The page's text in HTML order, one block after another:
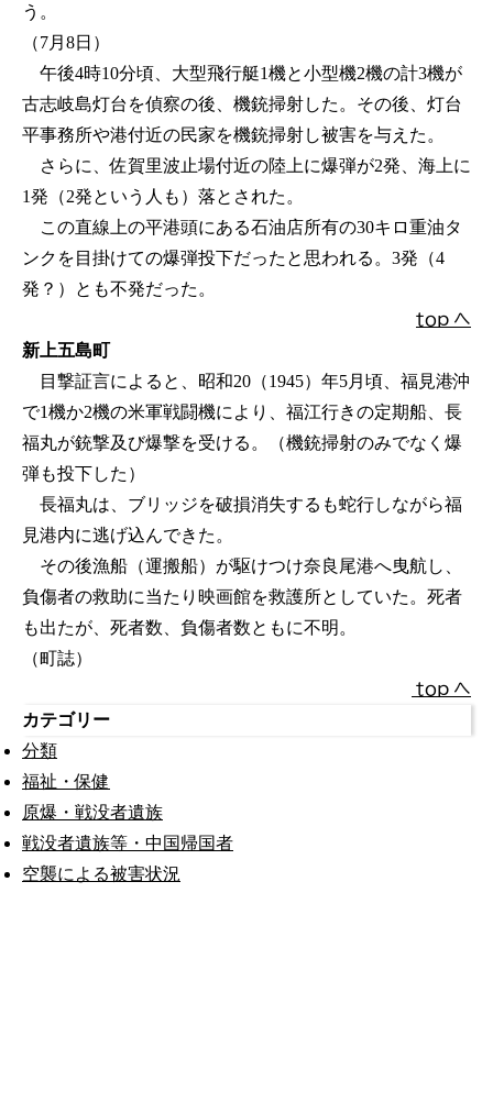
う。
（7月8日）
午後4時10分頃、大型飛行艇1機と小型機2機の計3機が
古志岐島灯台を偵察の後、機銃掃射した。その後、灯台
平事務所や港付近の民家を機銃掃射し被害を与えた。
さらに、佐賀里波止場付近の陸上に爆弾が2発、海上に
1発（2発という人も）落とされた。
この直線上の平港頭にある石油店所有の30キロ重油タ
ンクを目掛けての爆弾投下だったと思われる。3発（4
発？）とも不発だった。
ｔｏｐ へ
新上五島町
目撃証言によると、昭和20（1945）年5月頃、福見港沖
で1機か2機の米軍戦闘機により、福江行きの定期船、長
福丸が銃撃及び爆撃を受ける。（機銃掃射のみでなく爆
弾も投下した）
長福丸は、ブリッジを破損消失するも蛇行しながら福
見港内に逃げ込んできた。
その後漁船（運搬船）が駆けつけ奈良尾港へ曳航し、
負傷者の救助に当たり映画館を救護所としていた。死者
も出たが、死者数、負傷者数ともに不明。
（町誌）
ｔｏｐ へ
カテゴリー
分類
福祉・保健
原爆・戦没者遺族
戦没者遺族等・中国帰国者
空襲による被害状況